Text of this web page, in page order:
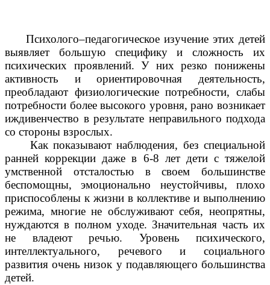
Психолого–педагогическое изучение этих детей
выявляет большую специфику и сложность их
психических проявлений. У них резко понижены
активность и ориентировочная деятельность,
преобладают физиологические потребности, слабы
потребности более высокого уровня, рано возникает
иждивенчество в результате неправильного подхода
со стороны взрослых.
Как показывают наблюдения, без специальной
ранней коррекции даже в 6-8 лет дети с тяжелой
умственной отсталостью в своем большинстве
беспомощны, эмоционально неустойчивы, плохо
приспособлены к жизни в коллективе и выполнению
режима, многие не обслуживают себя, неопрятны,
нуждаются в полном уходе. Значительная часть их
не владеют речью. Уровень психического,
интеллектуального, речевого и социального
развития очень низок у подавляющего большинства
детей.